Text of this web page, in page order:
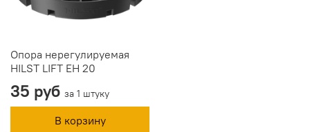
Опора нерегулируемая
HILST LIFT ЕН 20
35 руб за 1 штуку
В корзину